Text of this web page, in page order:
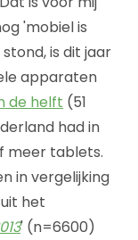
'mobiel is
is dit jaar
apparaten
de helft (51
had in
meer tablets.
in vergelijking
het
' (n=6600)